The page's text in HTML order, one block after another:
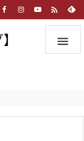

